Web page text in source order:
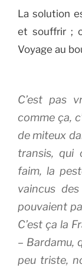
La solution
et souffrir ;
Voyage au
C’est pas
comme ça,
de miteux
transis, qui
faim, la
vaincus
pouvaient
C’est ça la
– Bardamu,
peu triste,